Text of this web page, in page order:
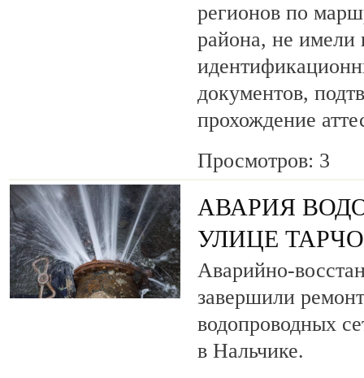
регионов по
района, не имели
документов,
прохождение
Просмотров: 3
АВАРИЯ
УЛИЦЕ
Аварийно-
завершили
водопроводных
в Нальчике.